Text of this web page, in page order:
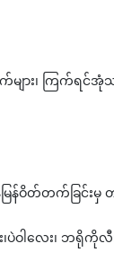
ား၊ ကြက်ရင်အုံ
ြန်မြန်ဝိတ်တက်ခ
း၊ပဲဝါလေး၊ ဘ